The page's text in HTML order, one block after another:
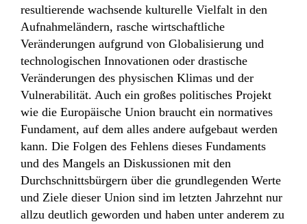
resultierende wachsende kulturelle Vielfalt in den
Aufnahmeländern, rasche wirtschaftliche
Veränderungen aufgrund von Globalisierung und
technologischen Innovationen oder drastische
Veränderungen des physischen Klimas und der
Vulnerabilität. Auch ein großes politisches Projekt
wie die Europäische Union braucht ein normatives
Fundament, auf dem alles andere aufgebaut werden
kann. Die Folgen des Fehlens dieses Fundaments
und des Mangels an Diskussionen mit den
Durchschnittsbürgern über die grundlegenden Werte
und Ziele dieser Union sind im letzten Jahrzehnt nur
allzu deutlich geworden und haben unter anderem zu